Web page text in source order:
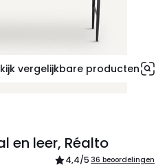
vergelijkbare producten
en leer, Réalto
4,4/5 36 beoordelingen